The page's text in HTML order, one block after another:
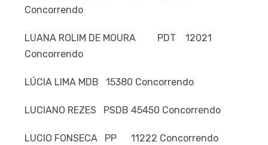
Concorrendo
LUANA ROLIM DE MOURA PDT 12021
Concorrendo
LÚCIA LIMA MDB 15380 Concorrendo
LUCIANO REZES PSDB 45450 Concorrendo
LUCIO FONSECA PP 11222 Concorrendo